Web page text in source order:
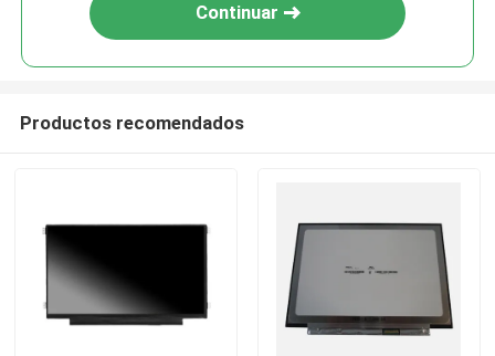
Continuar
Productos recomendados